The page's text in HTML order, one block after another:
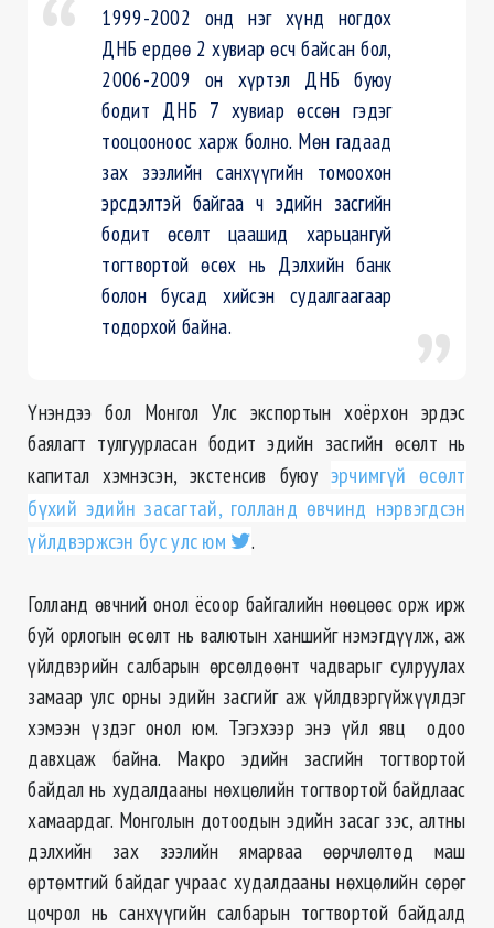
1999-2002 онд нэг хүнд ногдох
ДНБ ердөө 2 хувиар өсч байсан бол,
2006-2009 он хүртэл ДНБ буюу
бодит ДНБ 7 хувиар өссөн гэдэг
тооцооноос харж болно. Мөн гадаад
зах зээлийн санхүүгийн томоохон
эрсдэлтэй байгаа ч эдийн засгийн
бодит өсөлт цаашид харьцангуй
тогтвортой өсөх нь Дэлхийн банк
болон бусад хийсэн судалгаагаар
тодорхой байна.
Үнэндээ бол Монгол Улс экспортын хоёрхон эрдэс
баялагт тулгуурласан бодит эдийн засгийн өсөлт нь
капитал хэмнэсэн, экстенсив буюу эрчимгүй өсөлт
бүхий эдийн засагтай, голланд өвчинд нэрвэгдсэн
үйлдвэржсэн бус улс юм
.
Голланд өвчний онол ёсоор байгалийн нөөцөөс орж ирж
буй орлогын өсөлт нь валютын ханшийг нэмэгдүүлж, аж
үйлдвэрийн салбарын өрсөлдөөнт чадварыг сулруулах
замаар улс орны эдийн засгийг аж үйлдвэргүйжүүлдэг
хэмээн үздэг онол юм. Тэгэхээр энэ үйл явц одоо
давхцаж байна. Макро эдийн засгийн тогтвортой
байдал нь худалдааны нөхцөлийн тогтвортой байдлаас
хамаардаг. Монголын дотоодын эдийн засаг зэс, алтны
дэлхийн зах зээлийн ямарваа өөрчлөлтөд маш
өртөмтгий байдаг учраас худалдааны нөхцөлийн сөрөг
цочрол нь санхүүгийн салбарын тогтвортой байдалд